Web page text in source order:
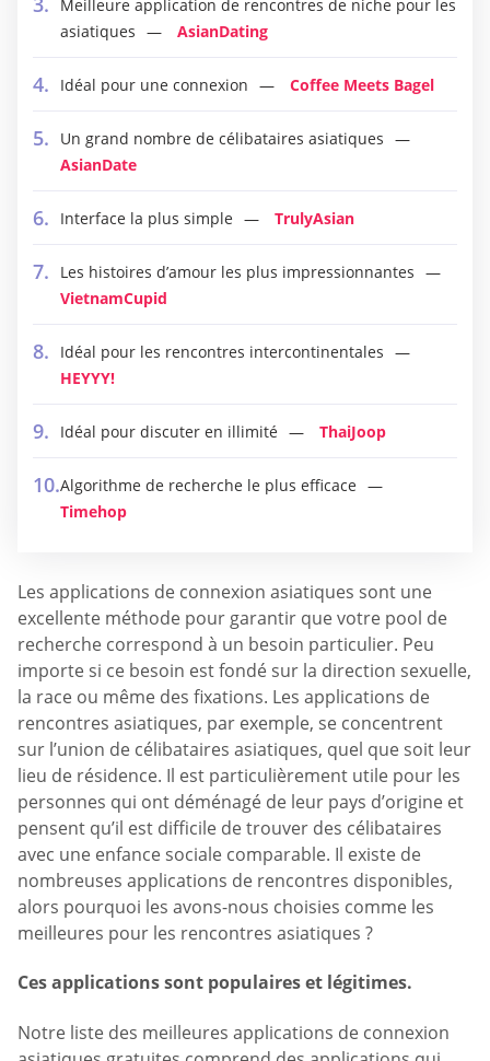
Meilleure application de rencontres de niche pour les
asiatiques
AsianDating
Idéal pour une connexion Coffee Meets Bagel
Un grand nombre de célibataires asiatiques
AsianDate
Interface la plus simple TrulyAsian
Les histoires d’amour les plus impressionnantes
VietnamCupid
Idéal pour les rencontres intercontinentales
HEYYY!
Idéal pour discuter en illimité ThaiJoop
Algorithme de recherche le plus efficace
Timehop
Les applications de connexion asiatiques sont une
excellente méthode pour garantir que votre pool de
recherche correspond à un besoin particulier. Peu
importe si ce besoin est fondé sur la direction sexuelle,
la race ou même des fixations. Les applications de
rencontres asiatiques, par exemple, se concentrent
sur l’union de célibataires asiatiques, quel que soit leur
lieu de résidence. Il est particulièrement utile pour les
personnes qui ont déménagé de leur pays d’origine et
pensent qu’il est difficile de trouver des célibataires
avec une enfance sociale comparable. Il existe de
nombreuses applications de rencontres disponibles,
alors pourquoi les avons-nous choisies comme les
meilleures pour les rencontres asiatiques ?
Ces applications sont populaires et légitimes.
Notre liste des meilleures applications de connexion